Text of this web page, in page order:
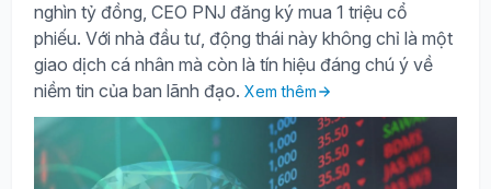
nghìn tỷ đồng, CEO PNJ đăng ký mua 1 triệu cổ
phiếu. Với nhà đầu tư, động thái này không chỉ là một
giao dịch cá nhân mà còn là tín hiệu đáng chú ý về
niềm tin của ban lãnh đạo. Xem thêm